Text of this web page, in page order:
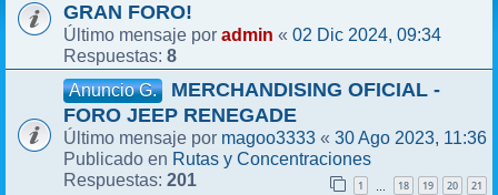
GRAN FORO!
Último mensaje por admin « 02 Dic 2024, 09:34
Respuestas: 8
Anuncio G.
MERCHANDISING OFICIAL -
FORO JEEP RENEGADE
Último mensaje por magoo3333 « 30 Ago 2023, 11:36
Publicado en Rutas y Concentraciones
Respuestas: 201 1 … 18 19 20 21